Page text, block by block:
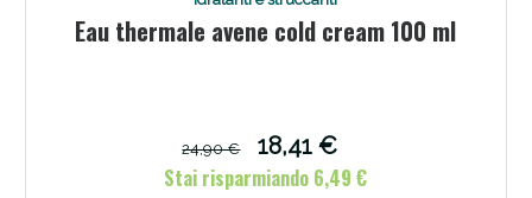
Eau thermale avene cold cream 100 ml
24,90 €
18,41 €
Stai risparmiando 6,49 €